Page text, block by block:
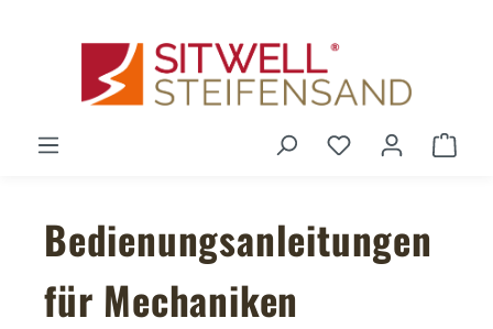
Du hast 0
Bedienungsanleitungen
für Mechaniken